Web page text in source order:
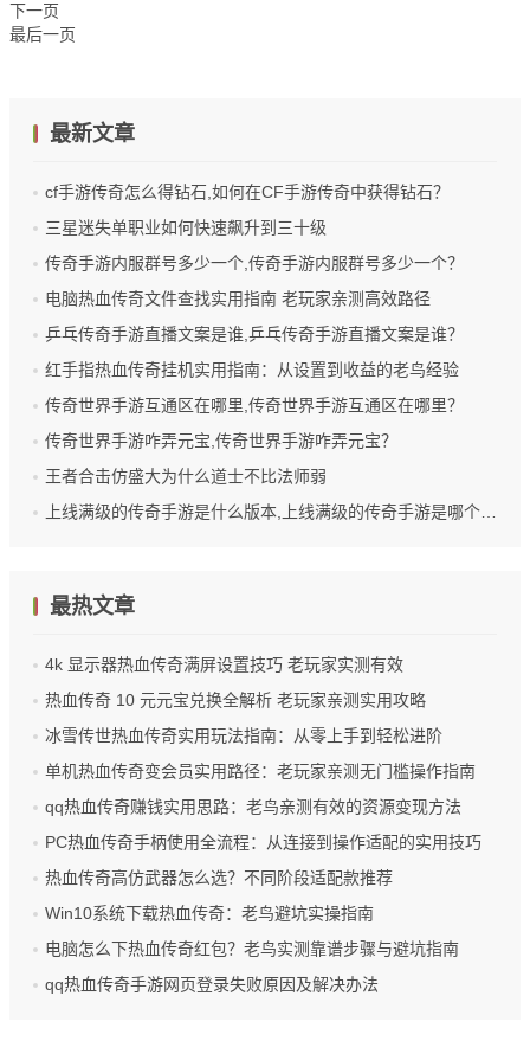
下一页
最后一页
最新文章
cf手游传奇怎么得钻石,如何在CF手游传奇中获得钻石？
三星迷失单职业如何快速飙升到三十级
传奇手游内服群号多少一个,传奇手游内服群号多少一个？
电脑热血传奇文件查找实用指南 老玩家亲测高效路径
乒乓传奇手游直播文案是谁,乒乓传奇手游直播文案是谁？
红手指热血传奇挂机实用指南：从设置到收益的老鸟经验
传奇世界手游互通区在哪里,传奇世界手游互通区在哪里？
传奇世界手游咋弄元宝,传奇世界手游咋弄元宝？
王者合击仿盛大为什么道士不比法师弱
上线满级的传奇手游是什么版本,上线满级的传奇手游是哪个版本？
最热文章
4k 显示器热血传奇满屏设置技巧 老玩家实测有效
热血传奇 10 元元宝兑换全解析 老玩家亲测实用攻略
冰雪传世热血传奇实用玩法指南：从零上手到轻松进阶
单机热血传奇变会员实用路径：老玩家亲测无门槛操作指南
qq热血传奇赚钱实用思路：老鸟亲测有效的资源变现方法
PC热血传奇手柄使用全流程：从连接到操作适配的实用技巧
热血传奇高仿武器怎么选？不同阶段适配款推荐
Win10系统下载热血传奇：老鸟避坑实操指南
电脑怎么下热血传奇红包？老鸟实测靠谱步骤与避坑指南
qq热血传奇手游网页登录失败原因及解决办法